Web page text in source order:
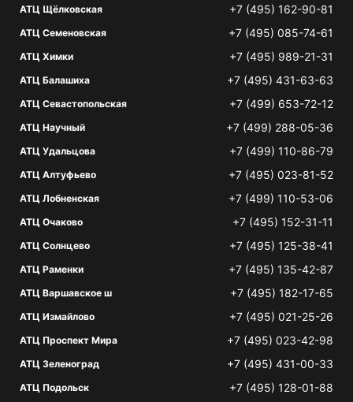
АТЦ Щёлковская +7 (495) 162-90-81
АТЦ Семеновская +7 (495) 085-74-61
АТЦ Химки +7 (495) 989-21-31
АТЦ Балашиха +7 (495) 431-63-63
АТЦ Севастопольская +7 (499) 653-72-12
АТЦ Научный +7 (499) 288-05-36
АТЦ Удальцова +7 (499) 110-86-79
АТЦ Алтуфьево +7 (495) 023-81-52
АТЦ Лобненская +7 (499) 110-53-06
АТЦ Очаково +7 (495) 152-31-11
АТЦ Солнцево +7 (495) 125-38-41
АТЦ Раменки +7 (495) 135-42-87
АТЦ Варшавское ш +7 (495) 182-17-65
АТЦ Измайлово +7 (495) 021-25-26
АТЦ Проспект Мира +7 (495) 023-42-98
АТЦ Зеленоград +7 (495) 431-00-33
АТЦ Подольск +7 (495) 128-01-88